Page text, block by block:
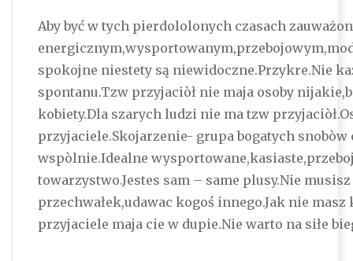
Aby być w tych pierdololonych czasach
spokojne niestety są niewidoczne.Przykre.Nie
spontanu.Tzw przyjaciòł nie maja osoby
kobiety.Dla szarych ludzi nie ma tzw
przyjaciele.Skojarzenie- grupa bogatych
wspòlnie.Idealne
towarzystwo.Jestes sam – same plusy.Nie musisz
przechwałek,udawac kogoś innego.Jak nie masz
przyjaciele maja cie w dupie.Nie warto na siłe